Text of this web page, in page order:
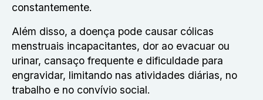
constantemente.
Além disso, a doença pode causar cólicas
menstruais incapacitantes, dor ao evacuar ou
urinar, cansaço frequente e dificuldade para
engravidar, limitando nas atividades diárias, no
trabalho e no convívio social.